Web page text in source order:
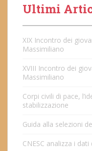
Ultimi
XIX Incontro dei
Massimiliano
XVIII Incontro dei
Massimiliano
Corpi civili di pace,
stabilizzazione
Guida alla selezioni
CNESC analizza i